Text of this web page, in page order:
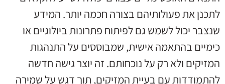
לתכנן את פעולותיהם בצורה חכמה יותר. המידע
שנצבר יכול לשמש גם לפיתוח פתרונות ביולוגיים או
כימיים בהתאמה אישית, שמבוססים על התנהגות
המזיקים ולא רק על נוכחותם. זה יוצר גישה חדשה
להתמודדות עם בעיית המזיקים, תוך דגש על שמירה